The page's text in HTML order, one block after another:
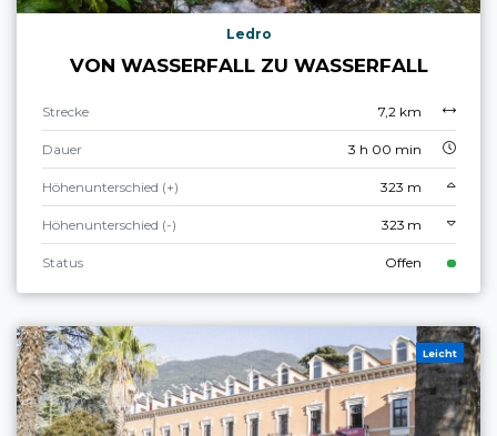
Ledro
VON WASSERFALL ZU WASSERFALL
Strecke 7,2 km
Dauer 3 h 00 min
Höhenunterschied (+) 323 m
Höhenunterschied (-) 323 m
Status Offen
Leicht